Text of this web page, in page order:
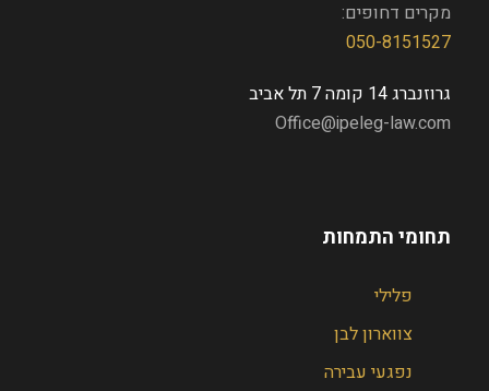
מקרים דחופים:
050-8151527
גרוזנברג 14 קומה 7 תל אביב
Office@ipeleg-law.com
תחומי התמחות
פלילי
צווארון לבן
נפגעי עבירה